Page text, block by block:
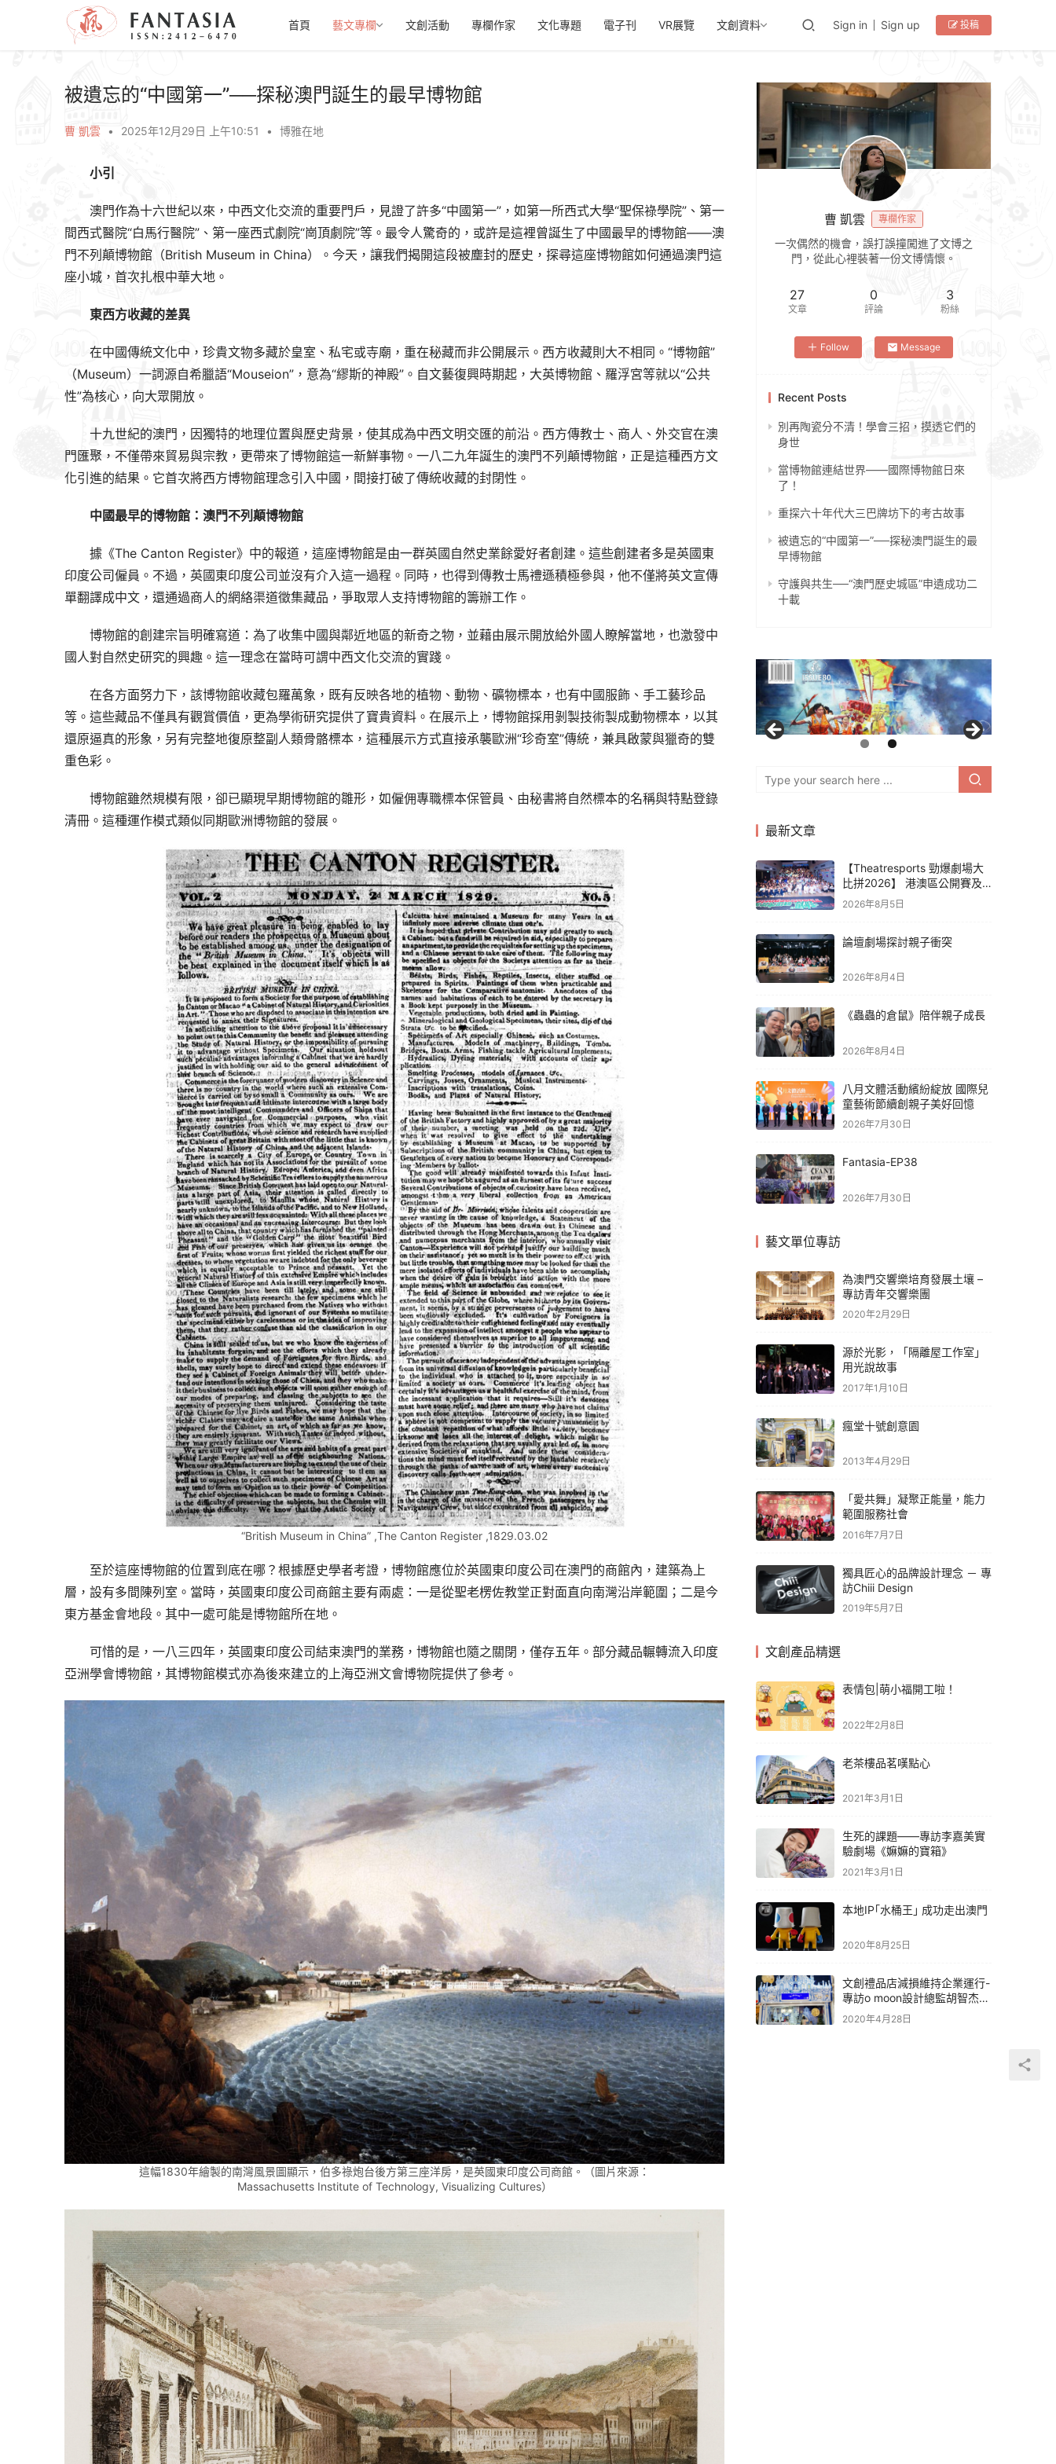
首頁 藝文專欄 文創活動 專欄作家 文化專題 電子刊 VR展覽 文創資料 Sign in Sign up 投稿
被遺忘的“中國第一”──探秘澳門誕生的最早博物館
曹 凱雲 • 2025年12月29日 上午10:51 • 博雅在地
小引
澳門作為十六世紀以來，中西文化交流的重要門戶，見證了許多“中國第一”，如第一所西式大學“聖保祿學院”、第一
間西式醫院“白馬行醫院”、第一座西式劇院“崗頂劇院”等。最令人驚奇的，或許是這裡曾誕生了中國最早的博物館——澳
門不列顛博物館（British Museum in China）。今天，讓我們揭開這段被塵封的歷史，探尋這座博物館如何通過澳門這
座小城，首次扎根中華大地。
東西方收藏的差異
在中國傳統文化中，珍貴文物多藏於皇室、私宅或寺廟，重在秘藏而非公開展示。西方收藏則大不相同。“博物館”
（Museum）一詞源自希臘語“Mouseion”，意為“繆斯的神殿”。自文藝復興時期起，大英博物館、羅浮宮等就以“公共
性”為核心，向大眾開放。
十九世紀的澳門，因獨特的地理位置與歷史背景，使其成為中西文明交匯的前沿。西方傳教士、商人、外交官在澳
門匯聚，不僅帶來貿易與宗教，更帶來了博物館這一新鮮事物。一八二九年誕生的澳門不列顛博物館，正是這種西方文
化引進的結果。它首次將西方博物館理念引入中國，間接打破了傳統收藏的封閉性。
中國最早的博物館：澳門不列顛博物館
據《The Canton Register》中的報道，這座博物館是由一群英國自然史業餘愛好者創建。這些創建者多是英國東
印度公司僱員。不過，英國東印度公司並沒有介入這一過程。同時，也得到傳教士馬禮遜積極參與，他不僅將英文宣傳
單翻譯成中文，還通過商人的網絡渠道徵集藏品，爭取眾人支持博物館的籌辦工作。
博物館的創建宗旨明確寫道：為了收集中國與鄰近地區的新奇之物，並藉由展示開放給外國人瞭解當地，也激發中
國人對自然史研究的興趣。這一理念在當時可謂中西文化交流的實踐。
在各方面努力下，該博物館收藏包羅萬象，既有反映各地的植物、動物、礦物標本，也有中國服飾、手工藝珍品
等。這些藏品不僅具有觀賞價值，更為學術研究提供了寶貴資料。在展示上，博物館採用剝製技術製成動物標本，以其
還原逼真的形象，另有完整地復原整副人類骨骼標本，這種展示方式直接承襲歐洲“珍奇室”傳統，兼具啟蒙與獵奇的雙
重色彩。
博物館雖然規模有限，卻已顯現早期博物館的雛形，如僱佣專職標本保管員、由秘書將自然標本的名稱與特點登錄
清冊。這種運作模式類似同期歐洲博物館的發展。
“British Museum in China” ,The Canton Register ,1829.03.02
至於這座博物館的位置到底在哪？根據歷史學者考證，博物館應位於英國東印度公司在澳門的商館內，建築為上
層，設有多間陳列室。當時，英國東印度公司商館主要有兩處：一是從聖老楞佐教堂正對面直向南灣沿岸範圍；二是今
東方基金會地段。其中一處可能是博物館所在地。
可惜的是，一八三四年，英國東印度公司結束澳門的業務，博物館也隨之關閉，僅存五年。部分藏品輾轉流入印度
亞洲學會博物館，其博物館模式亦為後來建立的上海亞洲文會博物院提供了參考。
這幅1830年繪製的南灣風景圖顯示，伯多祿炮台後方第三座洋房，是英國東印度公司商館。（圖片來源：
Massachusetts Institute of Technology, Visualizing Cultures）
曹 凱雲 專欄作家
一次偶然的機會，誤打誤撞闖進了文博之
門，從此心裡裝著一份文博情懷。
27
文章
0
評論
3
粉絲
Follow Message
Recent Posts
別再陶瓷分不清！學會三招，摸透它們的
身世
當博物館連結世界——國際博物館日來
了！
重探六十年代大三巴牌坊下的考古故事
被遺忘的“中國第一”──探秘澳門誕生的最
早博物館
守護與共生──“澳門歷史城區”申遺成功二
十載
最新文章
【Theatresports 勁爆劇場大
比拼2026】 港澳區公開賽及
亞洲聯賽賽果
2026年8月5日
論壇劇場探討親子衝突
2026年8月4日
《蟲蟲的倉鼠》陪伴親子成長
2026年8月4日
八月文體活動繽紛綻放 國際兒
童藝術節續創親子美好回憶
2026年7月30日
Fantasia-EP38
2026年7月30日
藝文單位專訪
為澳門交響樂培育發展土壤 –
專訪青年交響樂團
2020年2月29日
源於光影，「隔離屋工作室」
用光說故事
2017年1月10日
瘋堂十號創意園
2013年4月29日
「愛共舞」凝聚正能量，能力
範圍服務社會
2016年7月7日
獨具匠心的品牌設計理念 － 專
訪Chiii Design
2019年5月7日
文創產品精選
表情包|萌小福開工啦！
2022年2月8日
老茶樓品茗嘆點心
2021年3月1日
生死的課題——專訪李嘉美實
驗劇場《嫲嫲的寶箱》
2021年3月1日
本地IP｢水桶王｣ 成功走出澳門
2020年8月25日
文創禮品店減損維持企業運行-
專訪o moon設計總監胡智杰先
生
2020年4月28日